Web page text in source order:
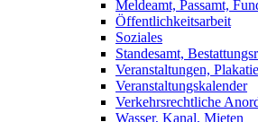
Meldeamt, Passamt,
Öffentlichkeitsarbeit
Soziales
Standesamt,
Veranstaltungen,
Veranstaltungskalender
Verkehrsrechtliche
Wasser, Kanal, Mieten